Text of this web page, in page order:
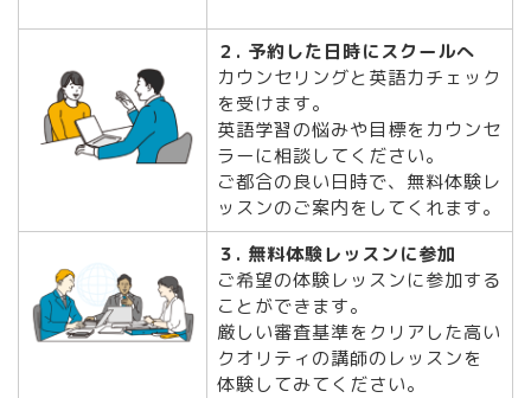
２. 予約した日時にスクールへ
カウンセリングと英語力チェック
を受けます。
英語学習の悩みや目標をカウンセ
ラーに相談してください。
ご都合の良い日時で、無料体験レ
ッスンのご案内をしてくれます。
３. 無料体験レッスンに参加
ご希望の体験レッスンに参加する
ことができます。
厳しい審査基準をクリアした高い
クオリティの講師のレッスンを
体験してみてください。